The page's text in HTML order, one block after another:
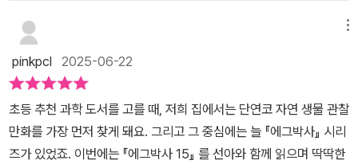
해주더라고요!생태계 교란 생물에 대해서 들어보셨어요?토종 생물의
서식을 방해하고, 생물 다양성을 감소시키는 등국내 생태계의 균형을
깨뜨리거나, 그럴 우려가 있는 생물을 말한답니다 우리 나라에는 어
떤 생태계 교란 생물이 있는지 보실래요?뉴트리아, 황소개구리, 붉은
귀거북, 꽃매미, 파랑볼우럭, 큰입배스 등많은 사람들이 생태계 교란
생물을 막기 위해 노력하고 있다고 해요생생 사진첩에서는 한국 토종
한 갑옷을 입은 갑각류 친구들과의 첫 만남이 기다리고 있어요. 혹시
어려운 단어가 나와도 걱정 마세요! 아이들이 이해하기 쉽게 각주로
친절하게 설명해주니 문제없답니다!귀여운 그림으로 갑각류를 만나
보는 것도 좋지만, 진짜 모습을 보는 것만큼 생생하진 않죠? 에그박
사 갑각류편은 바로 이 점이 최고! 가재의 생태를 생생한 사진으로 자
세~히 보여줘서 머리에 쏙쏙 들어와요!'에그박사 15권'은 그냥 정보
만 알려주는 책이 아니에요! 자연생물관찰도감으로 우리 친구들이 자
연에 대한 호기심과 탐구심을 활~짝 열어주는 마법 같은 책이랍니다.
pinkpcl 2025-06-22
초등 추천 과학 도서를 고를 때, 저희 집에서는 단연코 자연 생물 관찰
만화를 가장 먼저 찾게 돼요. 그리고 그 중심에는 늘 『에그박사』 시리
즈가 있었죠. 이번에는 『에그박사 15』 를 선아와 함께 읽으며 딱딱한